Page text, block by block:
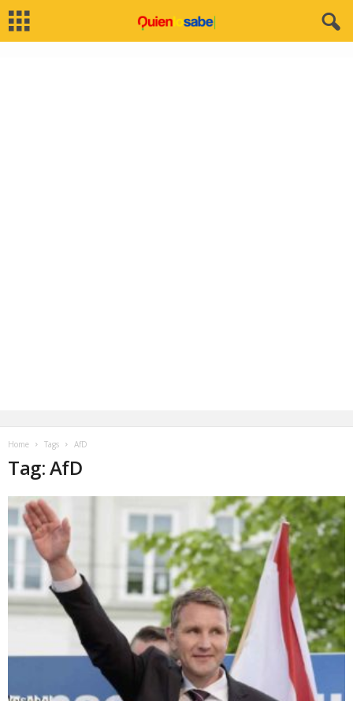
Home Tags AfD
Tag: AfD